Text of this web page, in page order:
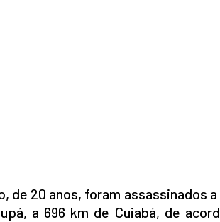
de 20 anos, foram assassinados
a 696 km de Cuiabá, de